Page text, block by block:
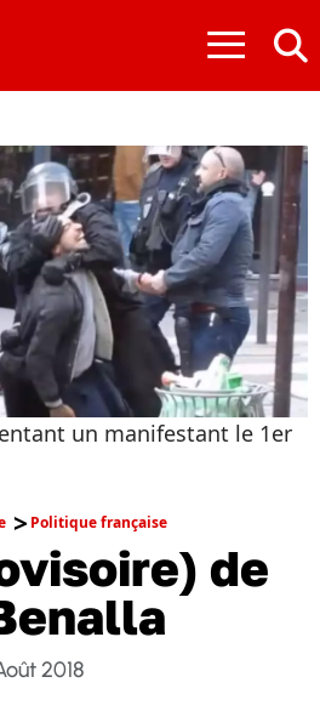
≡
un manifestant le 1er
Politique française
de
2018